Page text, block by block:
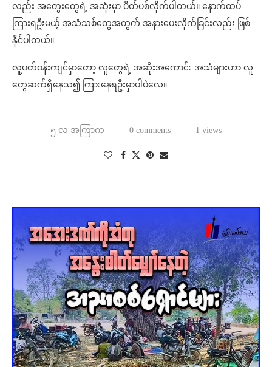
လည်း အတွေးတွေရဲ့ အဆုံးမှာ ပိတ်ပစ်လိုက်ပါတယ်။ နောက်ထပ်
ကြားရဦးမယ့် အသံသစ်တွေအတွက် အနားပေးလိုက်ခြင်းလည်း ဖြစ်
နိုင်ပါတယ်။
လူ့ပတ်ဝန်းကျင်မှာတော့ လူတွေရဲ့ အဆိုးအကောင်း အသံများဟာ လူ
တွေဆက်ရှိနေသ၍ ကြားနေရဦးမှာပါပဲလေ။
၅ လ အကြာက 0 comments 1 views